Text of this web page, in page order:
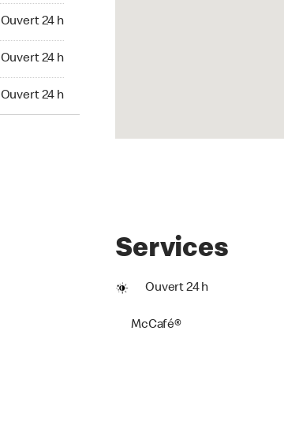
Ouvert 24 h
Ouvert 24 h
Ouvert 24 h
Services
Ouvert 24 h
McCafé®